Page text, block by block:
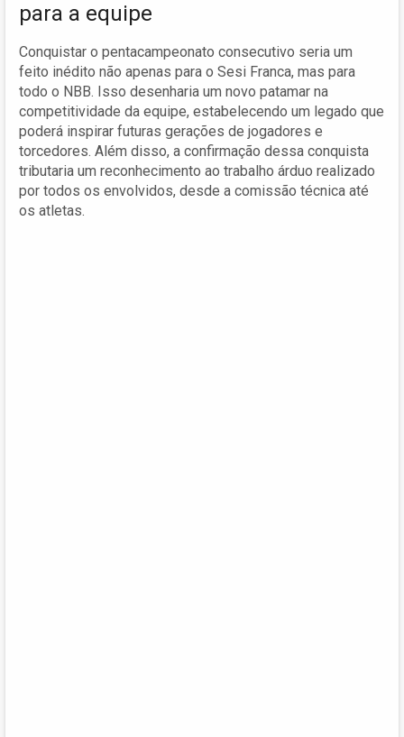
para a equipe
Conquistar o pentacampeonato consecutivo seria um
feito inédito não apenas para o Sesi Franca, mas para
todo o NBB. Isso desenharia um novo patamar na
competitividade da equipe, estabelecendo um legado que
poderá inspirar futuras gerações de jogadores e
torcedores. Além disso, a confirmação dessa conquista
tributaria um reconhecimento ao trabalho árduo realizado
por todos os envolvidos, desde a comissão técnica até
os atletas.